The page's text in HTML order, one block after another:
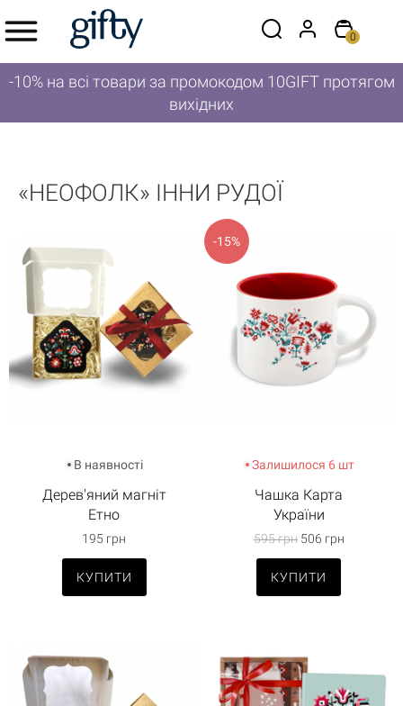
0
-10% на всі товари за промокодом 10GIFT протягом
вихідних
«НЕОФОЛК» ІННИ РУДОЇ
В наявності
Дерев'яний магніт
Етно
195 грн
КУПИТИ
-15%
Залишилося 6 шт
Чашка Карта
України
595 грн506 грн
КУПИТИ